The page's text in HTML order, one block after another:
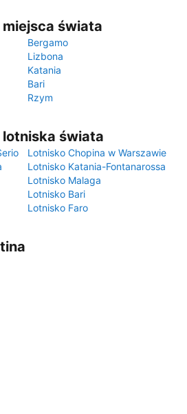
świata
Bergamo
Lizbona
Katania
Bari
Rzym
świata
Lotnisko Chopina w Warszawie
Lotnisko Katania-Fontanarossa
Lotnisko Malaga
Lotnisko Bari
Lotnisko Faro